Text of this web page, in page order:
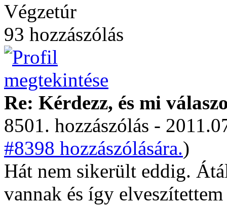
Végzetúr
93 hozzászólás
Re: Kérdezz, és mi
8501. hozzászólás -
#8398 hozzászólására.)
Hát nem sikerült eddig.
vannak és így